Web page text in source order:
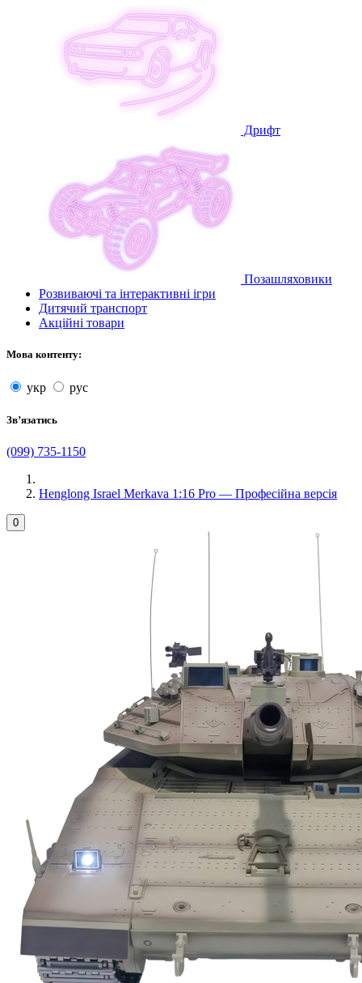
Дрифт
Позашляховики
Розвиваючі та інтерактивні ігри
Дитячий транспорт
Акційні товари
Мова контенту:
укр рус
Звʼязатись
(099) 735-1150
Henglong Israel Merkava 1:16 Pro — Професійна версія
0